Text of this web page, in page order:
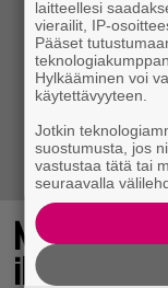
No johan
ilmestynyt
laitteellesi
vierailit, IP-
Pääset
Hylkääminen voi
käytettävyyteen.
Jotkin
suostumusta, jos
vastustaa tätä tai
seuraavalla